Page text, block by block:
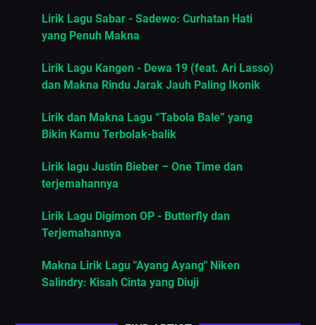
Lirik Lagu Sabar - Sadewo: Curhatan Hati
yang Penuh Makna
Lirik Lagu Kangen - Dewa 19 (feat. Ari Lasso)
dan Makna Rindu Jarak Jauh Paling Ikonik
Lirik dan Makna Lagu “Tabola Bale” yang
Bikin Kamu Terbolak-balik
Lirik lagu Justin Bieber – One Time dan
terjemahannya
Lirik Lagu Digimon OP - Butterfly dan
Terjemahannya
Makna Lirik Lagu "Ayang Ayang" Niken
Salindry: Kisah Cinta yang Diuji